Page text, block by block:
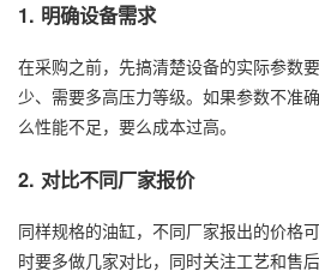
1. 明确设备需求
在采购之前，先搞清楚设备的实际参数
少、需要多高压力等级。如果参数不准
么性能不足，要么成本过高。
2. 对比不同厂家报价
同样规格的油缸，不同厂家报出的价格
时要多做几家对比，同时关注工艺和售